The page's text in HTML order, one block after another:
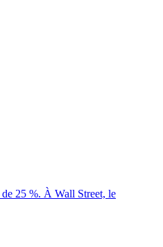
25 %. À Wall Street, le